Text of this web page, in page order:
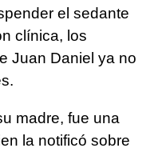
el sedante
clínica, los
Juan Daniel ya no
madre, fue una
la notificó sobre